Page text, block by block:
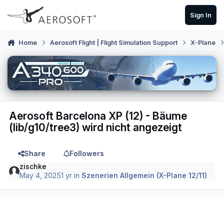
Skip to content
Sign In
Home Aerosoft Flight | Flight Simulation Support X-Plane
Aerosoft Barcelona XP (12) - Bäume
(lib/g10/tree3) wird nicht angezeigt
Share
Followers
zischke
May 4, 20251 yr inSzenerien Allgemein (X-Plane 12/11)